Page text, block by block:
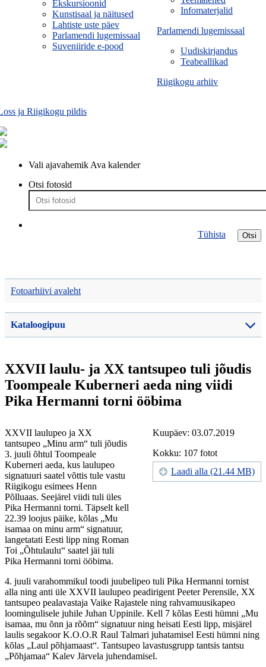
Infomaterjalid
Parlamendi lugemissaal
Uudiskirjandus
Teabeallikad
Riigikogu arhiiv
Ekskursioonid
Kunstisaal ja näitused
Lahtiste uste päev
Parlamendi lugemissaal
Suveniiride e-pood
ja Riigikogu pildis
Vali ajavahemik Ava kalender
Otsi fotosid
Otsi
Tühista
Fotoarhiivi avaleht
Kataloogipuu
XXVII laulu- ja XX tantsupeo tuli jõudis
Toompeale Kuberneri aeda ning viidi
Pika Hermanni torni ööbima
Kuupäev: 03.07.2019
Kokku: 107 fotot
Laadi alla (21.44 MB)
XXVII laulupeo ja XX
tantsupeo „Minu arm“ tuli jõudis
3. juuli õhtul Toompeale
Kuberneri aeda, kus laulupeo
signatuuri saatel võttis tule vastu
Riigikogu esimees Henn
Põlluaas. Seejärel viidi tuli üles
Pika Hermanni torni. Täpselt kell
22.39 loojus päike, kõlas „Mu
isamaa on minu arm“ signatuur,
langetatati Eesti lipp ning Roman
Toi „Õhtulaulu“ saatel jäi tuli
Pika Hermanni torni ööbima.
4. juuli varahommikul toodi juubelipeo tuli Pika Hermanni tornist
alla ning anti üle XXVII laulupeo peadirigent Peeter Perensile, XX
tantsupeo pealavastaja Vaike Rajastele ning rahvamuusikapeo
loomingulisele juhile Juhan Uppinile. Kell 7 kõlas Eesti hümni „Mu
isamaa, mu õnn ja rõõm“ signatuur ning heisati Eesti lipp, misjärel
laulis segakoor K.O.O.R Raul Talmari juhatamisel Eesti hümni ning
kõlas „Laul põhjamaast“. Tantsupeo lavastusgrupp tantsis tantsu
„Põhjamaa“ Kalev Järvela juhendamisel.